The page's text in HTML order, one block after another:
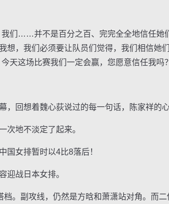
们……并不是百分之百、完完全全地信任她
想，我们必须要让队员们觉得，我们相信她
天这场比赛我们一定会赢，您愿意信任我吗
回想着魏心荻说过的每一句话，陈家祥的心
地不淡定了起来。
女排暂时以4比8落后！
战日本女排。
。副攻线，仍然是方晗和萧潇站对角。而二